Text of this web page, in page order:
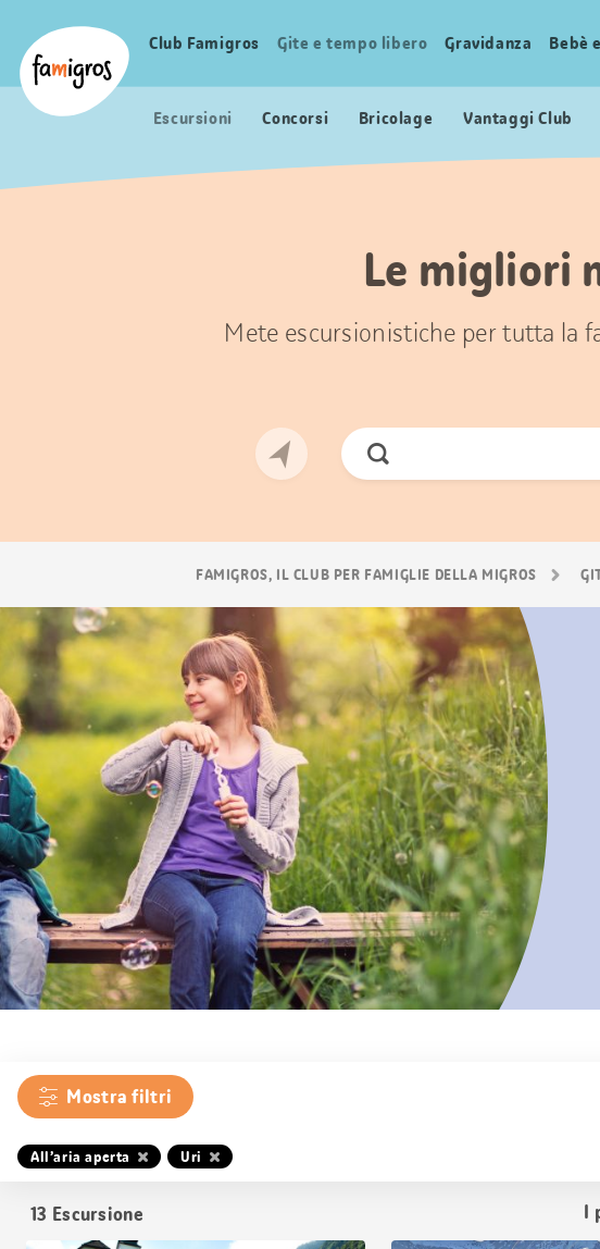
segnalibri
Logo
Navigazione
Club Famigros Gite e tempo libero Gravidanza Bebè
Escursioni Concorsi Bricolage Vantaggi Club
Le migliori
Mete escursionistiche per tutta la
Cerca
FAMIGROS, IL CLUB PER FAMIGLIE DELLA MIGROS
Mostra filtri
All’aria aperta Uri
13 Escursione